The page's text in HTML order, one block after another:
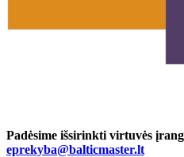
Padėsime išsirinkti virtuvės
eprekyba@balticmaster.lt